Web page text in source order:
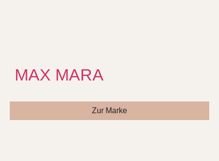
MAX MARA
Zur Marke